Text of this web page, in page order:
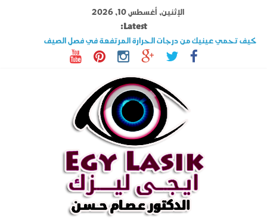
content
الإثنين, أغسطس 10, 2026
Latest:
كيف تحمي عينيك من درجات الحرارة المرتفعة في فصل الصيف
تصوير القرنية أهم فحوصات عملية الليزك .. اكتشف المزيد عنه
قصر النظر وطول النظر الفرق بينهما وهل الليزك علاج فعال ؟
السوبراكور تقنية تخلصك من نظارة القراءة فى دقائق تعرف على شروطها
حول العين فى الأطفال والكبار الأسباب وأحدث طرق العلاج